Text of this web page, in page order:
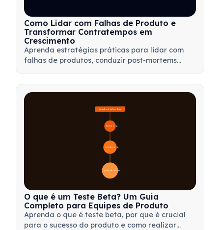
Como Lidar com Falhas de Produto e
Transformar Contratempos em
Crescimento
Aprenda estratégias práticas para lidar com
falhas de produtos, conduzir post-mortems
sua equipe.
🔍 Definição
🎯 Importância
📋 Processo e Tipos 20
Visão Geral do Teste Beta
O que é um Teste Beta? Um Guia
Completo para Equipes de Produto
Aprenda o que é teste beta, por que é crucial
para o sucesso do produto e como realizar